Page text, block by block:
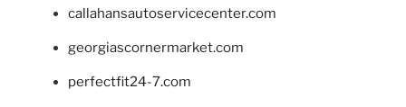
callahansautoservicecenter.com
georgiascornermarket.com
perfectfit24-7.com